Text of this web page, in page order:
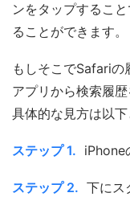
ンをタップするこ
ることができます。
もしそこでSafariの
アプリから検索履
具体的な見方は以下
ステップ 1. iPhone
ステップ 2. 下にス